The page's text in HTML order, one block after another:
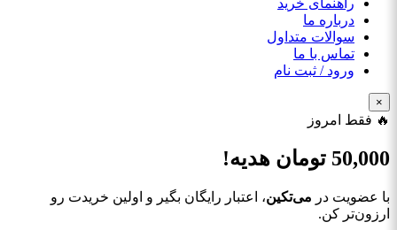
راهنمای خرید
درباره ما
سوالات متداول
تماس با ما
ورود / ثبت نام
×
🔥 فقط امروز
50,000 تومان هدیه!
با عضویت در می‌تکین، اعتبار رایگان بگیر و اولین خریدت رو
ارزون‌تر کن.